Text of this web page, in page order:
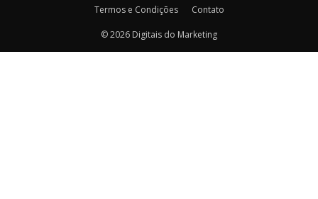
Termos e Condições Contato
© 2026 Digitais do Marketing